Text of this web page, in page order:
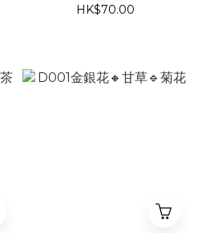
HK$70.00